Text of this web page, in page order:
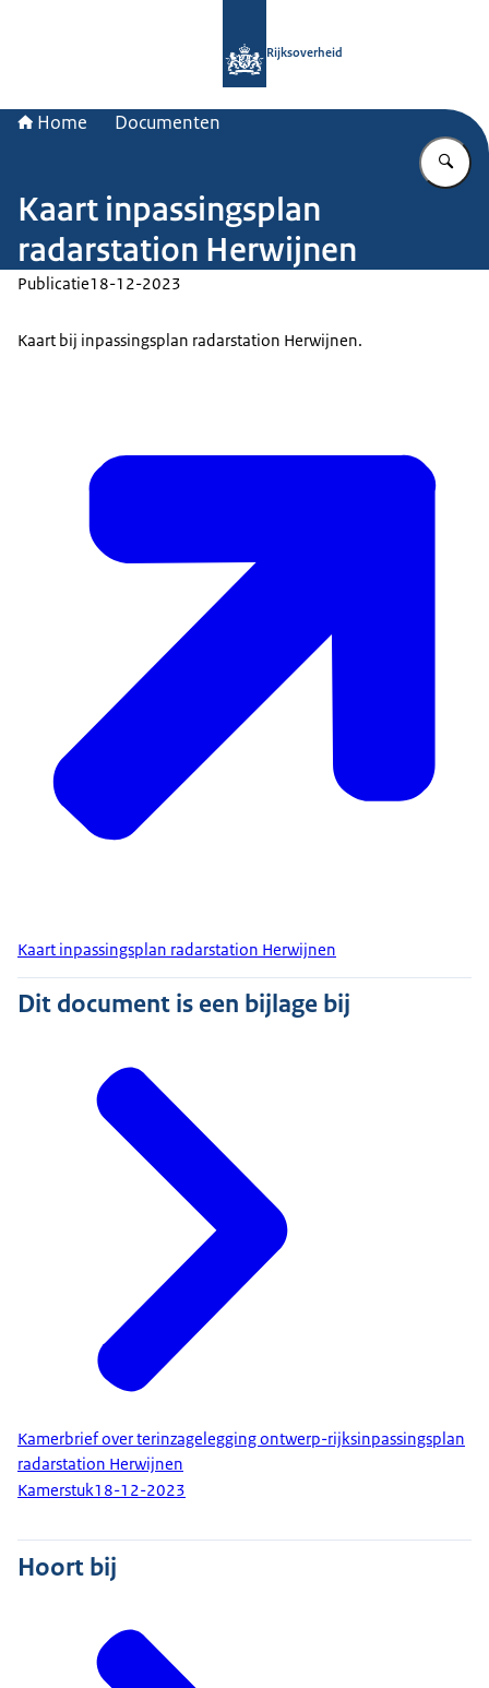
Rijksoverheid
Home Documenten
Kaart inpassingsplan
radarstation Herwijnen
Publicatie18-12-2023
Kaart bij inpassingsplan radarstation Herwijnen.
Kaart inpassingsplan radarstation Herwijnen
Dit document is een bijlage bij
Kamerbrief over terinzagelegging ontwerp-rijksinpassingsplan
radarstation Herwijnen
Kamerstuk18-12-2023
Hoort bij